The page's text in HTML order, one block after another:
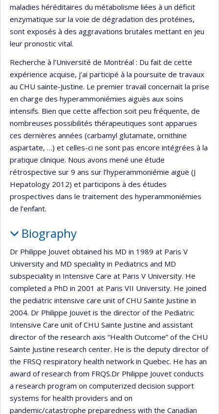
maladies héréditaires du métabolisme liées à un déficit
enzymatique sur la voie de dégradation des protéines,
sont exposés à des aggravations brutales mettant en jeu
leur pronostic vital.
Recherche à l’Université de Montréal : Du fait de cette
expérience acquise, j’ai participé à la poursuite de travaux
au CHU sainte-Justine. Le premier travail concernait la prise
en charge des hyperammoniémies aiguës aux soins
intensifs. Bien que cette affection soit peu fréquente, de
nombreuses possibilités thérapeutiques sont apparues
ces dernières années (carbamyl glutamate, ornithine
aspartate, …) et celles-ci ne sont pas encore intégrées à la
pratique clinique. Nous avons mené une étude
rétrospective sur 9 ans sur l’hyperammoniémie aiguë (J
Hepatology 2012) et participons à des études
prospectives dans le traitement des hyperammoniémies
de l’enfant.
Biography
Dr Philippe Jouvet obtained his MD in 1989 at Paris V
University and MD speciality in Pediatrics and MD
subspeciality in Intensive Care at Paris V University. He
completed a PhD in 2001 at Paris VII University. He joined
the pediatric intensive care unit of CHU Sainte Justine in
2004. Dr Philippe Jouvet is the director of the Pediatric
Intensive Care unit of CHU Sainte Justine and assistant
director of the research axis “Health Outcome” of the CHU
Sainte Justine research center. He is the deputy director of
the FRSQ respiratory health network in Quebec. He has an
award of research from FRQS.Dr Philippe Jouvet conducts
a research program on computerized decision support
systems for health providers and on
pandemic/catastrophe preparedness with the Canadian